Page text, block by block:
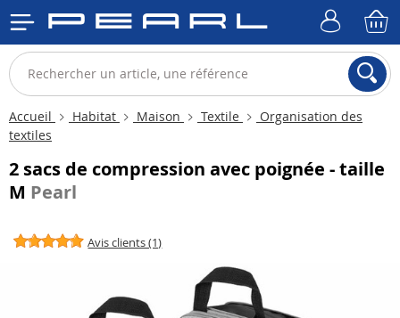
Accueil Habitat Maison Textile
Organisation des
textiles
2 sacs de compression avec poignée - taille
M Pearl
Avis clients (1)